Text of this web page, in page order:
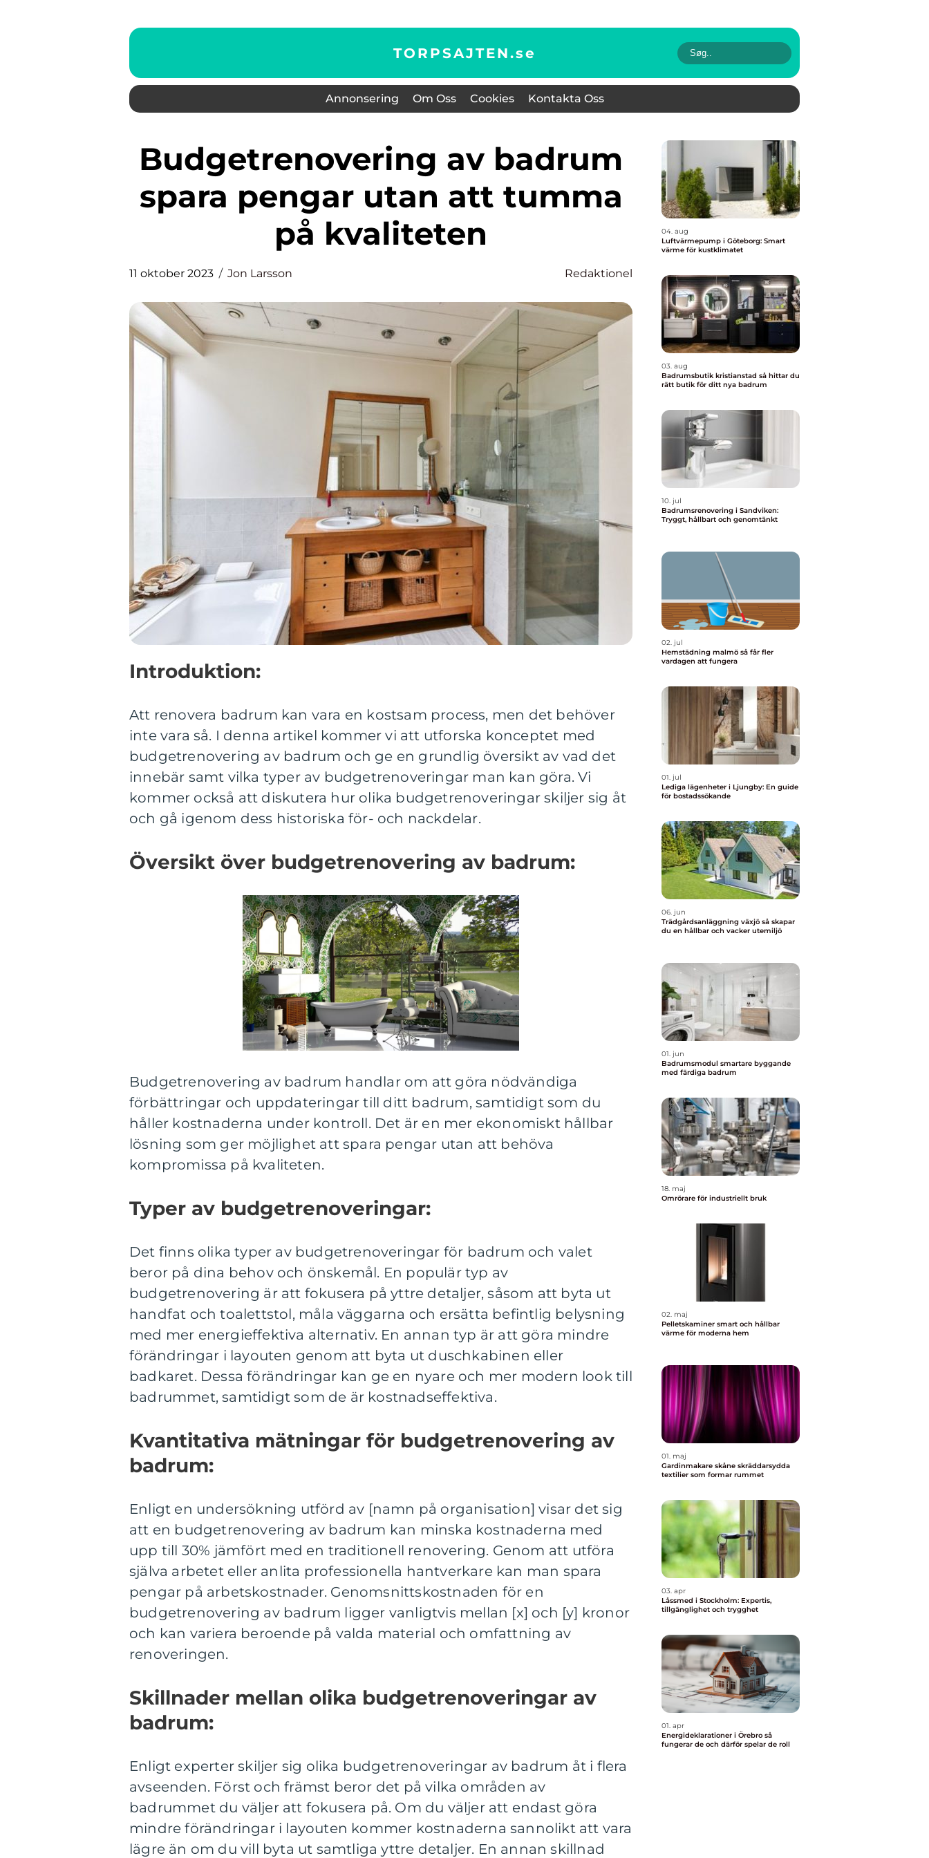
TORPSAJTEN.se
Annonsering Om Oss Cookies Kontakta Oss
Budgetrenovering av badrum
spara pengar utan att tumma
på kvaliteten
11 oktober 2023 Jon Larsson Redaktionel
Introduktion:
Att renovera badrum kan vara en kostsam process, men det behöver
inte vara så. I denna artikel kommer vi att utforska konceptet med
budgetrenovering av badrum och ge en grundlig översikt av vad det
innebär samt vilka typer av budgetrenoveringar man kan göra. Vi
kommer också att diskutera hur olika budgetrenoveringar skiljer sig åt
och gå igenom dess historiska för- och nackdelar.
Översikt över budgetrenovering av badrum:
Budgetrenovering av badrum handlar om att göra nödvändiga
förbättringar och uppdateringar till ditt badrum, samtidigt som du
håller kostnaderna under kontroll. Det är en mer ekonomiskt hållbar
lösning som ger möjlighet att spara pengar utan att behöva
kompromissa på kvaliteten.
Typer av budgetrenoveringar:
Det finns olika typer av budgetrenoveringar för badrum och valet
beror på dina behov och önskemål. En populär typ av
budgetrenovering är att fokusera på yttre detaljer, såsom att byta ut
handfat och toalettstol, måla väggarna och ersätta befintlig belysning
med mer energieffektiva alternativ. En annan typ är att göra mindre
förändringar i layouten genom att byta ut duschkabinen eller
badkaret. Dessa förändringar kan ge en nyare och mer modern look till
badrummet, samtidigt som de är kostnadseffektiva.
Kvantitativa mätningar för budgetrenovering av
badrum:
Enligt en undersökning utförd av [namn på organisation] visar det sig
att en budgetrenovering av badrum kan minska kostnaderna med
upp till 30% jämfört med en traditionell renovering. Genom att utföra
själva arbetet eller anlita professionella hantverkare kan man spara
pengar på arbetskostnader. Genomsnittskostnaden för en
budgetrenovering av badrum ligger vanligtvis mellan [x] och [y] kronor
och kan variera beroende på valda material och omfattning av
renoveringen.
Skillnader mellan olika budgetrenoveringar av
badrum:
Enligt experter skiljer sig olika budgetrenoveringar av badrum åt i flera
avseenden. Först och främst beror det på vilka områden av
badrummet du väljer att fokusera på. Om du väljer att endast göra
mindre förändringar i layouten kommer kostnaderna sannolikt att vara
lägre än om du vill byta ut samtliga yttre detaljer. En annan skillnad
04. aug
Luftvärmepump i Göteborg: Smart
värme för kustklimatet
03. aug
Badrumsbutik kristianstad så hittar du
rätt butik för ditt nya badrum
10. jul
Badrumsrenovering i Sandviken:
Tryggt, hållbart och genomtänkt
02. jul
Hemstädning malmö så får fler
vardagen att fungera
01. jul
Lediga lägenheter i Ljungby: En guide
för bostadssökande
06. jun
Trädgårdsanläggning växjö så skapar
du en hållbar och vacker utemiljö
01. jun
Badrumsmodul smartare byggande
med färdiga badrum
18. maj
Omrörare för industriellt bruk
02. maj
Pelletskaminer smart och hållbar
värme för moderna hem
01. maj
Gardinmakare skåne skräddarsydda
textilier som formar rummet
03. apr
Låssmed i Stockholm: Expertis,
tillgänglighet och trygghet
01. apr
Energideklarationer i Örebro så
fungerar de och därför spelar de roll